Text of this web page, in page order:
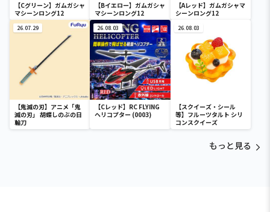
【Cグリーン】ガムガシャ
マシーンロング12
【Bイエロー】ガムガシャ
マシーンロング12
【Aレッド】ガムガシャマ
シーンロング12
26.07.29
【鬼滅の刃】アニメ「鬼
滅の刃」 胡蝶しのぶの日
輪刀
26.08.03
【Cレッド】RC FLYING
ヘリコプター (0003)
26.08.03
【スクイーズ・シール
等】フルーツタルト シリ
コンスクイーズ
もっと見る